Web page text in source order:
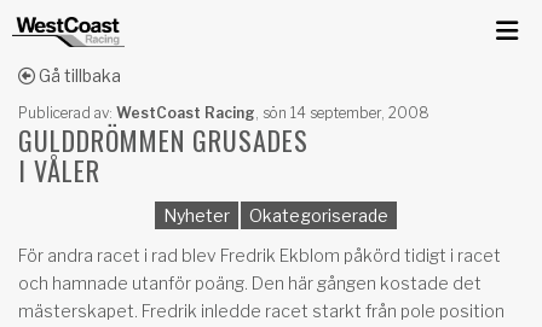
Gå tillbaka
Publicerad av: WestCoast Racing, sön 14 september, 2008
GULDDRÖMMEN GRUSADES
I VÅLER
Nyheter
Okategoriserade
För andra racet i rad blev Fredrik Ekblom påkörd tidigt i racet
och hamnade utanför poäng. Den här gången kostade det
mästerskapet. Fredrik inledde racet starkt från pole position